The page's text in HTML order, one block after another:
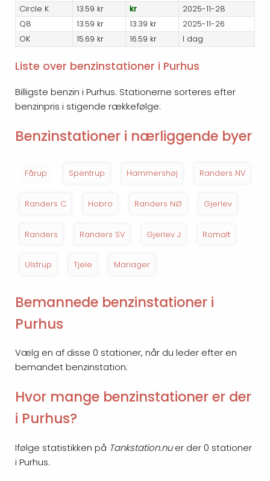
Circle K
13.59 kr kr
2025-11-28
Q8
13.59 kr 13.39 kr
2025-11-26
OK
15.69 kr 16.59 kr I dag
Liste over benzinstationer i Purhus
Billigste benzin i Purhus. Stationerne sorteres efter
benzinpris i stigende rækkefølge:
Benzinstationer i nærliggende byer
Fårup Spentrup Hammershøj Randers NV
Randers C Hobro Randers NØ Gjerlev
Randers Randers SV Gjerlev J Romalt
Ulstrup Tjele Mariager
Bemannede benzinstationer i
Purhus
Vælg en af disse 0 stationer, når du leder efter en
bemandet benzinstation:
Hvor mange benzinstationer er der
i Purhus?
Ifølge statistikken på Tankstation.nuer der 0 stationer
i Purhus.